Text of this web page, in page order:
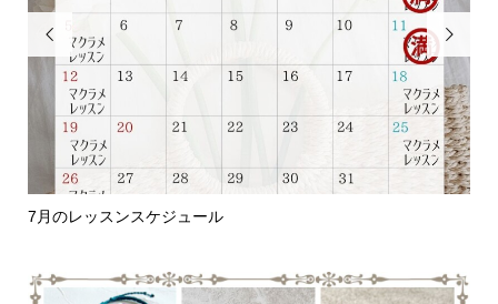

7月のレッスンスケジュール
